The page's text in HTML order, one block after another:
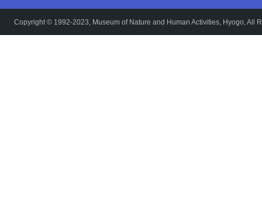
Copyright © 1992-2023, Museum of Nature and Human Activities, Hyogo, All